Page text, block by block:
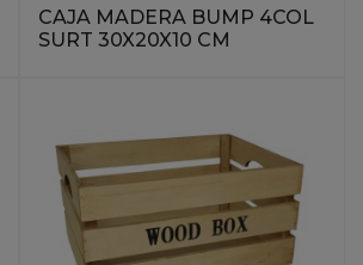
CAJA MADERA BUMP 4COL
SURT 30X20X10 CM